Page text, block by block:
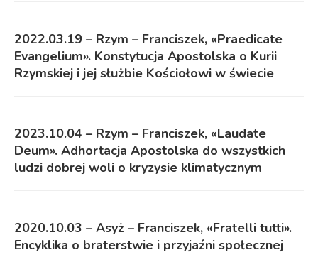
2022.03.19 – Rzym – Franciszek, «Praedicate
Evangelium». Konstytucja Apostolska o Kurii
Rzymskiej i jej służbie Kościołowi w świecie
2023.10.04 – Rzym – Franciszek, «Laudate
Deum». Adhortacja Apostolska do wszystkich
ludzi dobrej woli o kryzysie klimatycznym
2020.10.03 – Asyż – Franciszek, «Fratelli tutti».
Encyklika o braterstwie i przyjaźni społecznej